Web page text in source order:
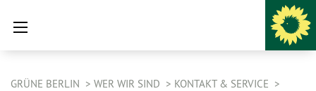
GRÜNE BERLIN WER WIR SIND
KONTAKT & SERVICE